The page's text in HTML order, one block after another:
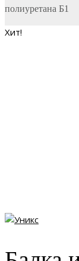
полиуретана Б1
Хит!